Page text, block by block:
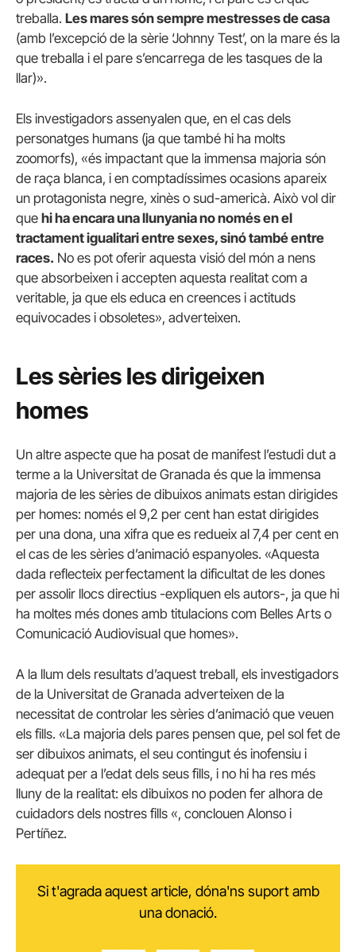
treballa. Les mares són sempre mestresses de casa
(amb l’excepció de la sèrie ‘Johnny Test’, on la mare és la
que treballa i el pare s’encarrega de les tasques de la
llar)».
Els investigadors assenyalen que, en el cas dels
personatges humans (ja que també hi ha molts
zoomorfs), «és impactant que la immensa majoria són
de raça blanca, i en comptadíssimes ocasions apareix
un protagonista negre, xinès o sud-americà. Això vol dir
que hi ha encara una llunyania no només en el
tractament igualitari entre sexes, sinó també entre
races. No es pot oferir aquesta visió del món a nens
que absorbeixen i accepten aquesta realitat com a
veritable, ja que els educa en creences i actituds
equivocades i obsoletes», adverteixen.
Les sèries les dirigeixen
homes
Un altre aspecte que ha posat de manifest l’estudi dut a
terme a la Universitat de Granada és que la immensa
majoria de les sèries de dibuixos animats estan dirigides
per homes: només el 9,2 per cent han estat dirigides
per una dona, una xifra que es redueix al 7,4 per cent en
el cas de les sèries d’animació espanyoles. «Aquesta
dada reflecteix perfectament la dificultat de les dones
per assolir llocs directius -expliquen els autors-, ja que hi
ha moltes més dones amb titulacions com Belles Arts o
Comunicació Audiovisual que homes».
A la llum dels resultats d’aquest treball, els investigadors
de la Universitat de Granada adverteixen de la
necessitat de controlar les sèries d’animació que veuen
els fills. «La majoria dels pares pensen que, pel sol fet de
ser dibuixos animats, el seu contingut és inofensiu i
adequat per a l’edat dels seus fills, i no hi ha res més
lluny de la realitat: els dibuixos no poden fer alhora de
cuidadors dels nostres fills «, conclouen Alonso i
Pertíñez.
Si t'agrada aquest article, dóna'ns suport amb
una donació.